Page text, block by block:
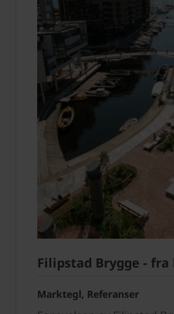
Filipstad Brygge -
Marktegl, Referanser